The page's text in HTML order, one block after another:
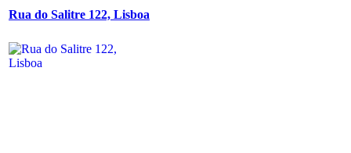
Rua do Salitre 122, Lisboa